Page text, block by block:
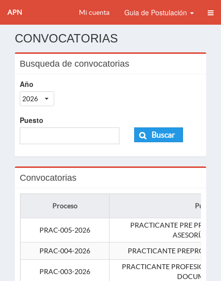
APN Mi cuenta Guia de Postulación
CONVOCATORIAS
Busqueda de convocatorias
Año
2026
Puesto
Buscar
Convocatorias
Proceso Puesto
PRAC-005-2026
PRACTICANTE PRE
ASESORÍA
PRAC-004-2026
PRACTICANTE
PRAC-003-2026
PRACTICANTE